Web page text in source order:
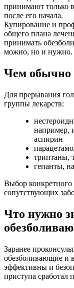
принимают только
после его начала.
Купирование и
общего плана
принимать
можно, но и нужно.
Чем обычно
Для прерывания
группы лекарств:
например,
аспирин
триптаны,
гепанты,
Выбор конкретного
сопутствующих
Что нужно
Заранее
обезболивающие и
эффективны и
приступа сработал